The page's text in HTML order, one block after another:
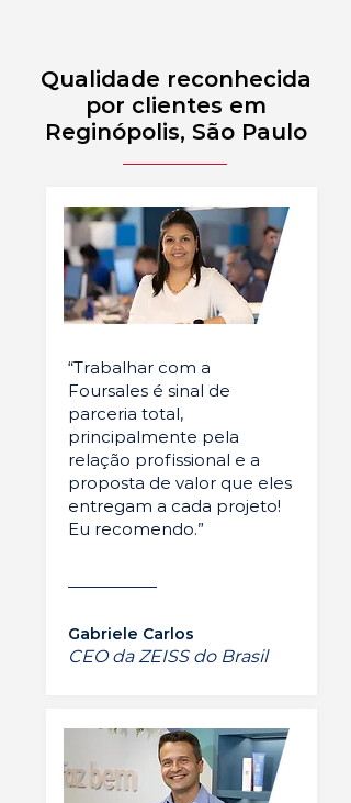
Qualidade reconhecida
por clientes em
Reginópolis, São Paulo
“Trabalhar com a
Foursales é sinal de
parceria total,
principalmente pela
relação profissional e a
proposta de valor que eles
entregam a cada projeto!
Eu recomendo.”
Gabriele Carlos
CEO da ZEISS do Brasil